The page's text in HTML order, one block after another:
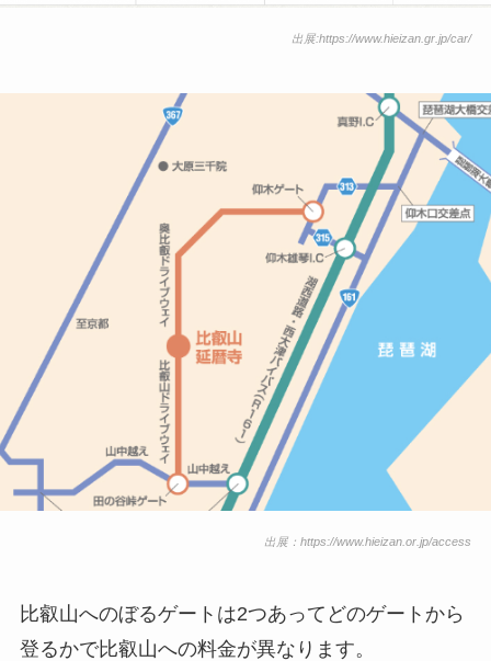
出展:https://www.hieizan.gr.jp/car/
出展：https://www.hieizan.or.jp/access
比叡山へのぼるゲートは2つあってどのゲートから
登るかで比叡山への料金が異なります。